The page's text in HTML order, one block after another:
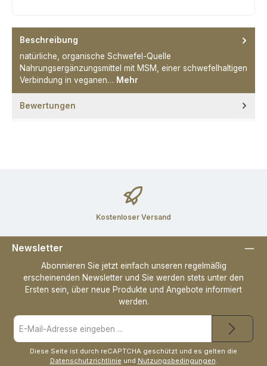
Beschreibung
natürliche, organische Schwefel-Quelle
Nahrungsergänzungsmittel mit MSM, einer schwefelhaltigen
Verbindung in veganen… Mehr
Bewertungen
Kostenloser Versand
Newsletter
Abonnieren Sie jetzt einfach unseren regelmäßig
erscheinenden Newsletter und Sie werden stets unter den
Ersten sein, über neue Produkte und Angebote informiert
werden.
E-
Mail-
Adresse
Diese Seite ist durch reCAPTCHA geschützt und es gelten die
Datenschutzrichtlinie und Nutzungsbedingungen.